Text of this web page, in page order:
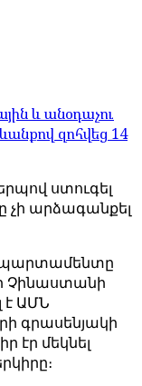
և անօդաչու
զոհվեց 14
ստուգել
չի արձագանքել
Չինաստանի
է ԱՄՆ
գրասենյակի
էր մեկնել